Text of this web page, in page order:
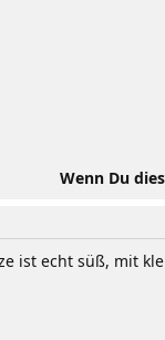
Wenn Du
ist echt süß, mit